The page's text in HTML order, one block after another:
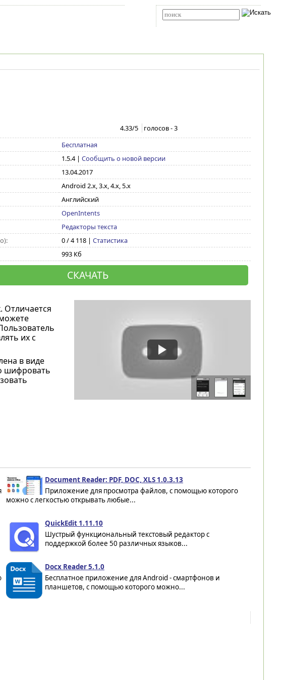
4.33/5 голосов -3
Бесплатная
1.5.4| Сообщить о новой версии
13.04.2017
Android 2.x, 3.x, 4.x, 5.x
Английский
OpenIntents
Редакторы текста
0 / 4 118 | Статистика
993 Кб
СКАЧАТЬ
Отличается
их с
в виде
шифровать
Document Reader: PDF, DOC, XLS 1.0.3.13
Приложение для просмотра файлов, с помощью которого
можно с легкостью открывать любые...
QuickEdit 1.11.10
Шустрый функциональный текстовый редактор с
поддержкой более 50 различных языков...
Docx Reader 5.1.0
Бесплатное приложение для Android - смартфонов и
планшетов, с помощью которого можно...